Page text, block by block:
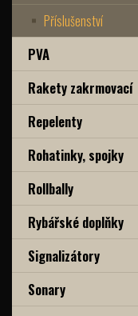
Příslušenství
PVA
Rakety zakrmovací
Repelenty
Rohatinky, spojky
Rollbally
Rybářské doplňky
Signalizátory
Sonary